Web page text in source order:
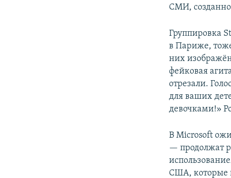
СМИ,
Группировка
в Париже,
них
фейковая
отрезали.
для ваших
девочками!»
В Microsoft
— продолжат
США, которые